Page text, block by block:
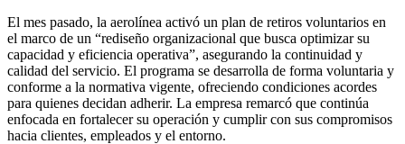
El mes pasado, la aerolínea activó un plan de retiros voluntarios en
el marco de un “rediseño organizacional que busca optimizar su
capacidad y eficiencia operativa”, asegurando la continuidad y
calidad del servicio. El programa se desarrolla de forma voluntaria y
conforme a la normativa vigente, ofreciendo condiciones acordes
para quienes decidan adherir. La empresa remarcó que continúa
enfocada en fortalecer su operación y cumplir con sus compromisos
hacia clientes, empleados y el entorno.